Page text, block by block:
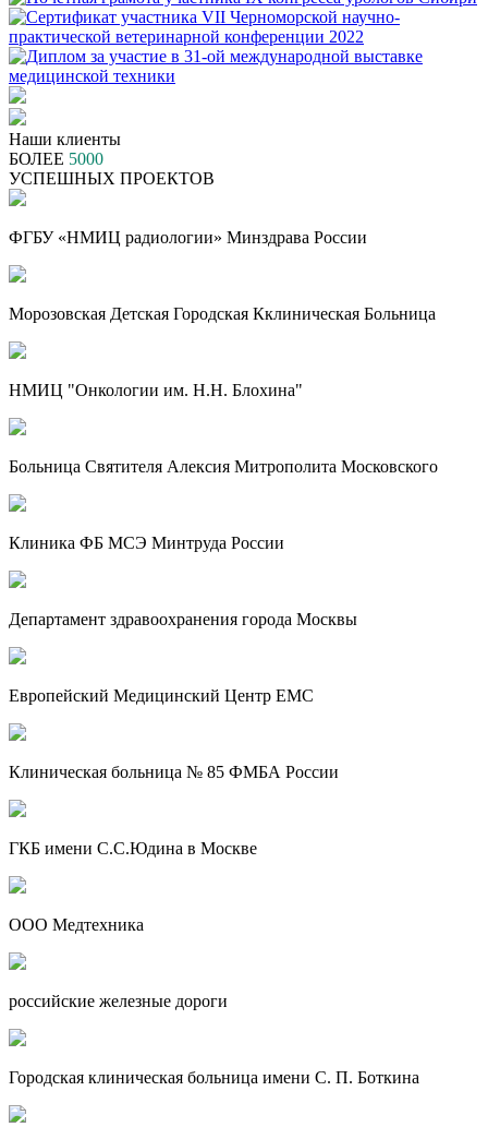
Наши клиенты
БОЛЕЕ 5000
УСПЕШНЫХ ПРОЕКТОВ
ФГБУ «НМИЦ радиологии» Минздрава России
Морозовская Детская Городская Кклиническая Больница
НМИЦ "Онкологии им. Н.Н. Блохина"
Больница Святителя Алексия Митрополита Московского
Клиника ФБ МСЭ Минтруда России
Департамент здравоохранения города Москвы
Европейский Медицинский Центр EMC
Клиническая больница № 85 ФМБА России
ГКБ имени С.С.Юдина в Москве
ООО Медтехника
российские железные дороги
Городская клиническая больница имени С. П. Боткина